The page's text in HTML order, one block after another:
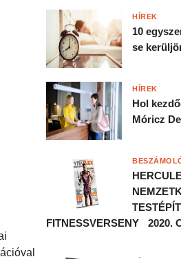
10
se
HÍREK
Hol
Móricz
HÍREK
FITNESSVERSENY 2020.